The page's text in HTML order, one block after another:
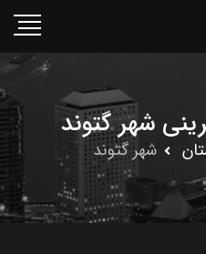
شهر گتوند
شهر گتوند